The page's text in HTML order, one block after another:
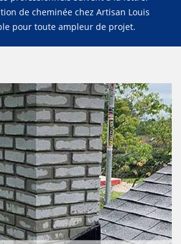
de cheminée chez Artisan Louis
pour toute ampleur de projet.